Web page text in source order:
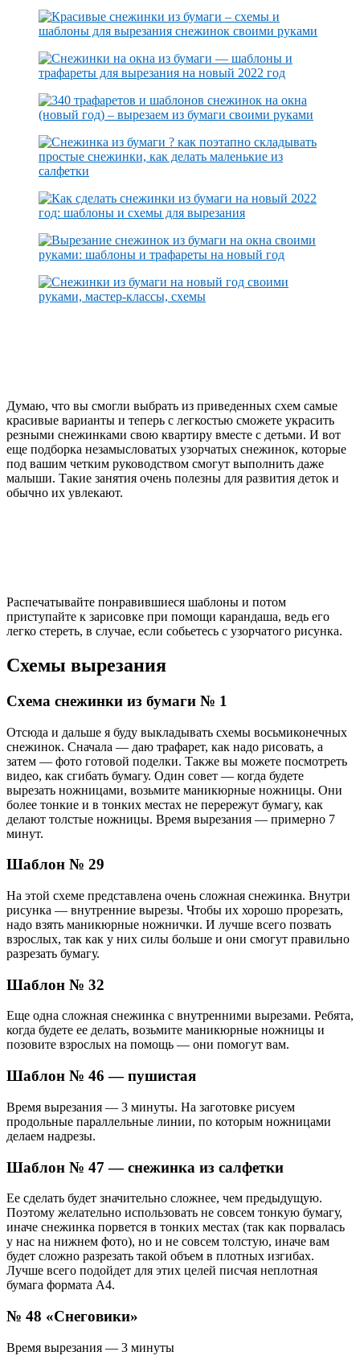
Думаю, что вы смогли выбрать из приведенных схем самые
красивые варианты и теперь с легкостью сможете украсить
резными снежинками свою квартиру вместе с детьми. И вот
еще подборка незамысловатых узорчатых снежинок, которые
под вашим четким руководством смогут выполнить даже
малыши. Такие занятия очень полезны для развития деток и
обычно их увлекают.
Распечатывайте понравившиеся шаблоны и потом
приступайте к зарисовке при помощи карандаша, ведь его
легко стереть, в случае, если собьетесь с узорчатого рисунка.
Схемы вырезания
Схема снежинки из бумаги № 1
Отсюда и дальше я буду выкладывать схемы восьмиконечных
снежинок. Сначала — даю трафарет, как надо рисовать, а
затем — фото готовой поделки. Также вы можете посмотреть
видео, как сгибать бумагу. Один совет — когда будете
вырезать ножницами, возьмите маникюрные ножницы. Они
более тонкие и в тонких местах не перережут бумагу, как
делают толстые ножницы. Время вырезания — примерно 7
минут.
Шаблон № 29
На этой схеме представлена очень сложная снежинка. Внутри
рисунка — внутренние вырезы. Чтобы их хорошо прорезать,
надо взять маникюрные ножнички. И лучше всего позвать
взрослых, так как у них силы больше и они смогут правильно
разрезать бумагу.
Шаблон № 32
Еще одна сложная снежинка с внутренними вырезами. Ребята,
когда будете ее делать, возьмите маникюрные ножницы и
позовите взрослых на помощь — они помогут вам.
Шаблон № 46 — пушистая
Время вырезания — 3 минуты. На заготовке рисуем
продольные параллельные линии, по которым ножницами
делаем надрезы.
Шаблон № 47 — снежинка из салфетки
Ее сделать будет значительно сложнее, чем предыдущую.
Поэтому желательно использовать не совсем тонкую бумагу,
иначе снежинка порвется в тонких местах (так как порвалась
у нас на нижнем фото), но и не совсем толстую, иначе вам
будет сложно разрезать такой объем в плотных изгибах.
Лучше всего подойдет для этих целей писчая неплотная
бумага формата А4.
№ 48 «Снеговики»
Время вырезания — 3 минуты